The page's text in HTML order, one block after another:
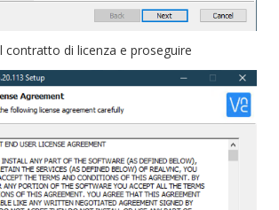
contratto di licenza e proseguire